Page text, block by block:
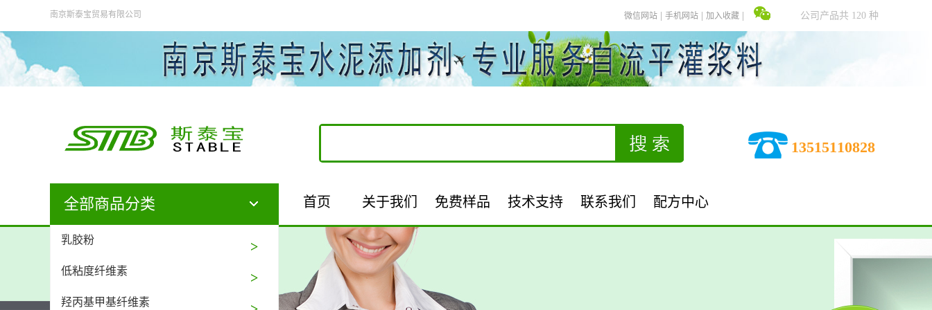
全部商品分类
乳胶粉
低粘度纤维素
羟丙基甲基纤维素
加入收藏
手机网站
微信网站 公司产品共 120 种
13515110828
南京斯泰宝贸易有限公司
首页 关于我们 免费样品 技术支持 联系我们 配方中心